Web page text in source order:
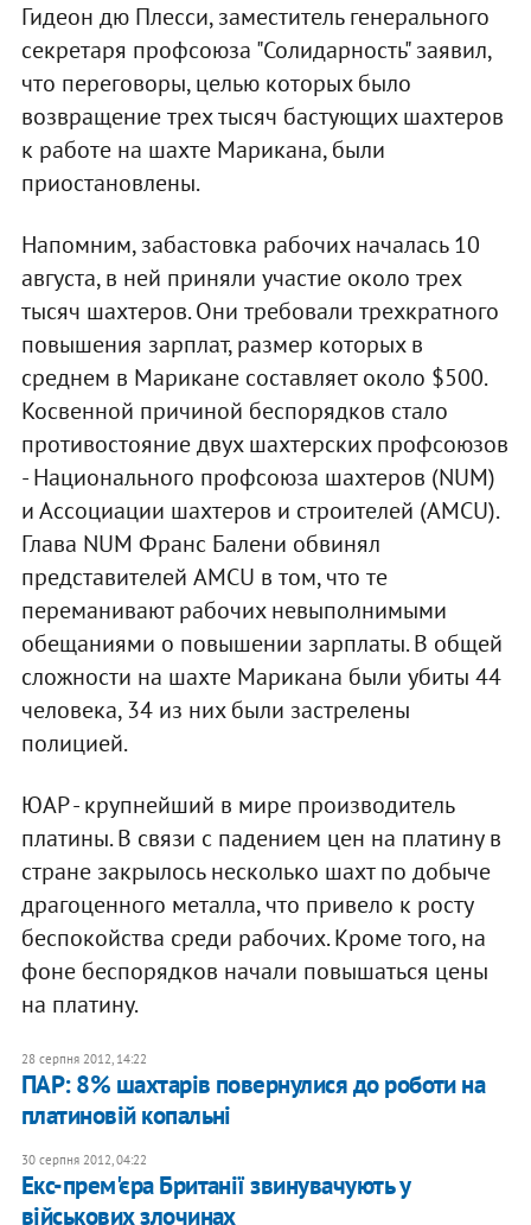
Гидеон дю Плесси, заместитель генерального
секретаря профсоюза "Солидарность" заявил,
что переговоры, целью которых было
возвращение трех тысяч бастующих шахтеров
к работе на шахте Марикана, были
приостановлены.
Напомним, забастовка рабочих началась 10
августа, в ней приняли участие около трех
тысяч шахтеров. Они требовали трехкратного
повышения зарплат, размер которых в
среднем в Марикане составляет около $500.
Косвенной причиной беспорядков стало
противостояние двух шахтерских профсоюзов
- Национального профсоюза шахтеров (NUM)
и Ассоциации шахтеров и строителей (AMCU).
Глава NUM Франс Балени обвинял
представителей AMCU в том, что те
переманивают рабочих невыполнимыми
обещаниями о повышении зарплаты. В общей
сложности на шахте Марикана были убиты 44
человека, 34 из них были застрелены
полицией.
ЮАР - крупнейший в мире производитель
платины. В связи с падением цен на платину в
стране закрылось несколько шахт по добыче
драгоценного металла, что привело к росту
беспокойства среди рабочих. Кроме того, на
фоне беспорядков начали повышаться цены
на платину.
28 серпня 2012, 14:22
ПАР: 8% шахтарів повернулися до роботи на
платиновій копальні
30 серпня 2012, 04:22
Екс-прем'єра Британії звинувачують у
військових злочинах